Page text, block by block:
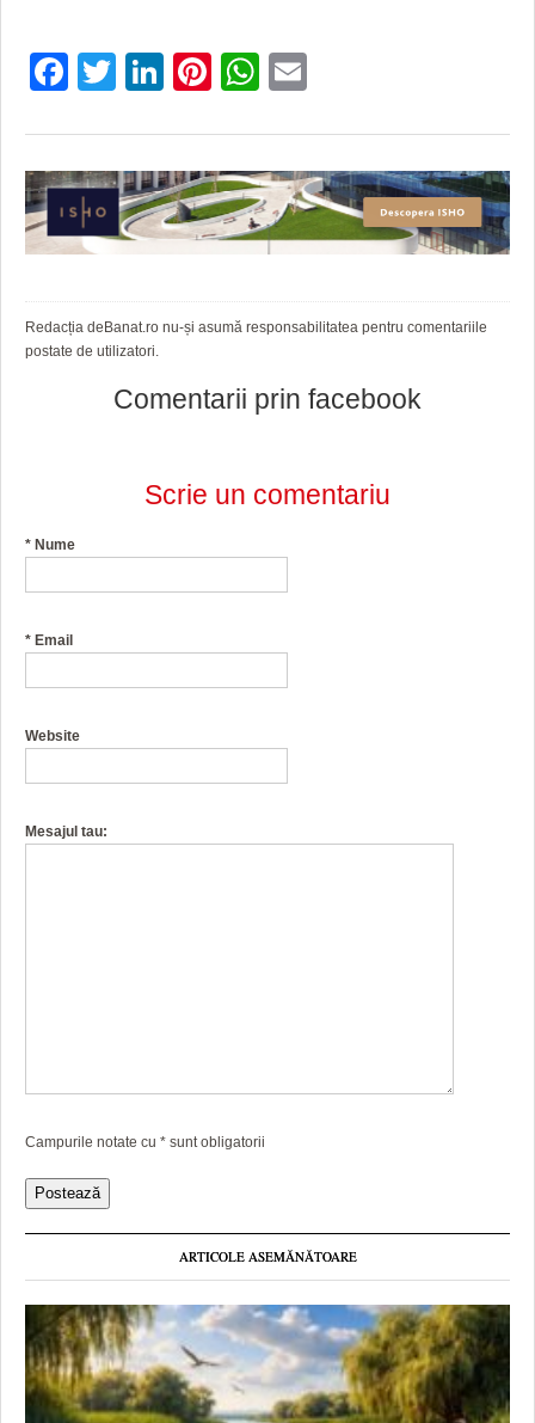
Facebook
Twitter
LinkedIn
Pinterest
WhatsApp
Redacția deBanat.ro nu-și asumă responsabilitatea pentru comentariile
postate de utilizatori.
Comentarii prin facebook
Scrie un comentariu
* Nume
* Email
Website
Mesajul tau:
Campurile notate cu * sunt obligatorii
ARTICOLE ASEMĂNĂTOARE